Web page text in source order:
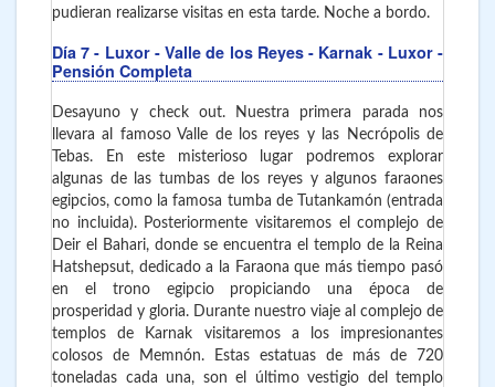
pudieran realizarse visitas en esta tarde. Noche a bordo.
Día 7 - Luxor - Valle de los Reyes - Karnak - Luxor-
Pensión Completa
Desayuno y check out. Nuestra primera parada nos
llevara al famoso Valle de los reyes y las Necrópolis de
Tebas. En este misterioso lugar podremos explorar
algunas de las tumbas de los reyes y algunos faraones
egipcios, como la famosa tumba de Tutankamón (entrada
no incluida). Posteriormente visitaremos el complejo de
Deir el Bahari, donde se encuentra el templo de la Reina
Hatshepsut, dedicado a la Faraona que más tiempo pasó
en el trono egipcio propiciando una época de
prosperidad y gloria. Durante nuestro viaje al complejo de
templos de Karnak visitaremos a los impresionantes
colosos de Memnón. Estas estatuas de más de 720
toneladas cada una, son el último vestigio del templo